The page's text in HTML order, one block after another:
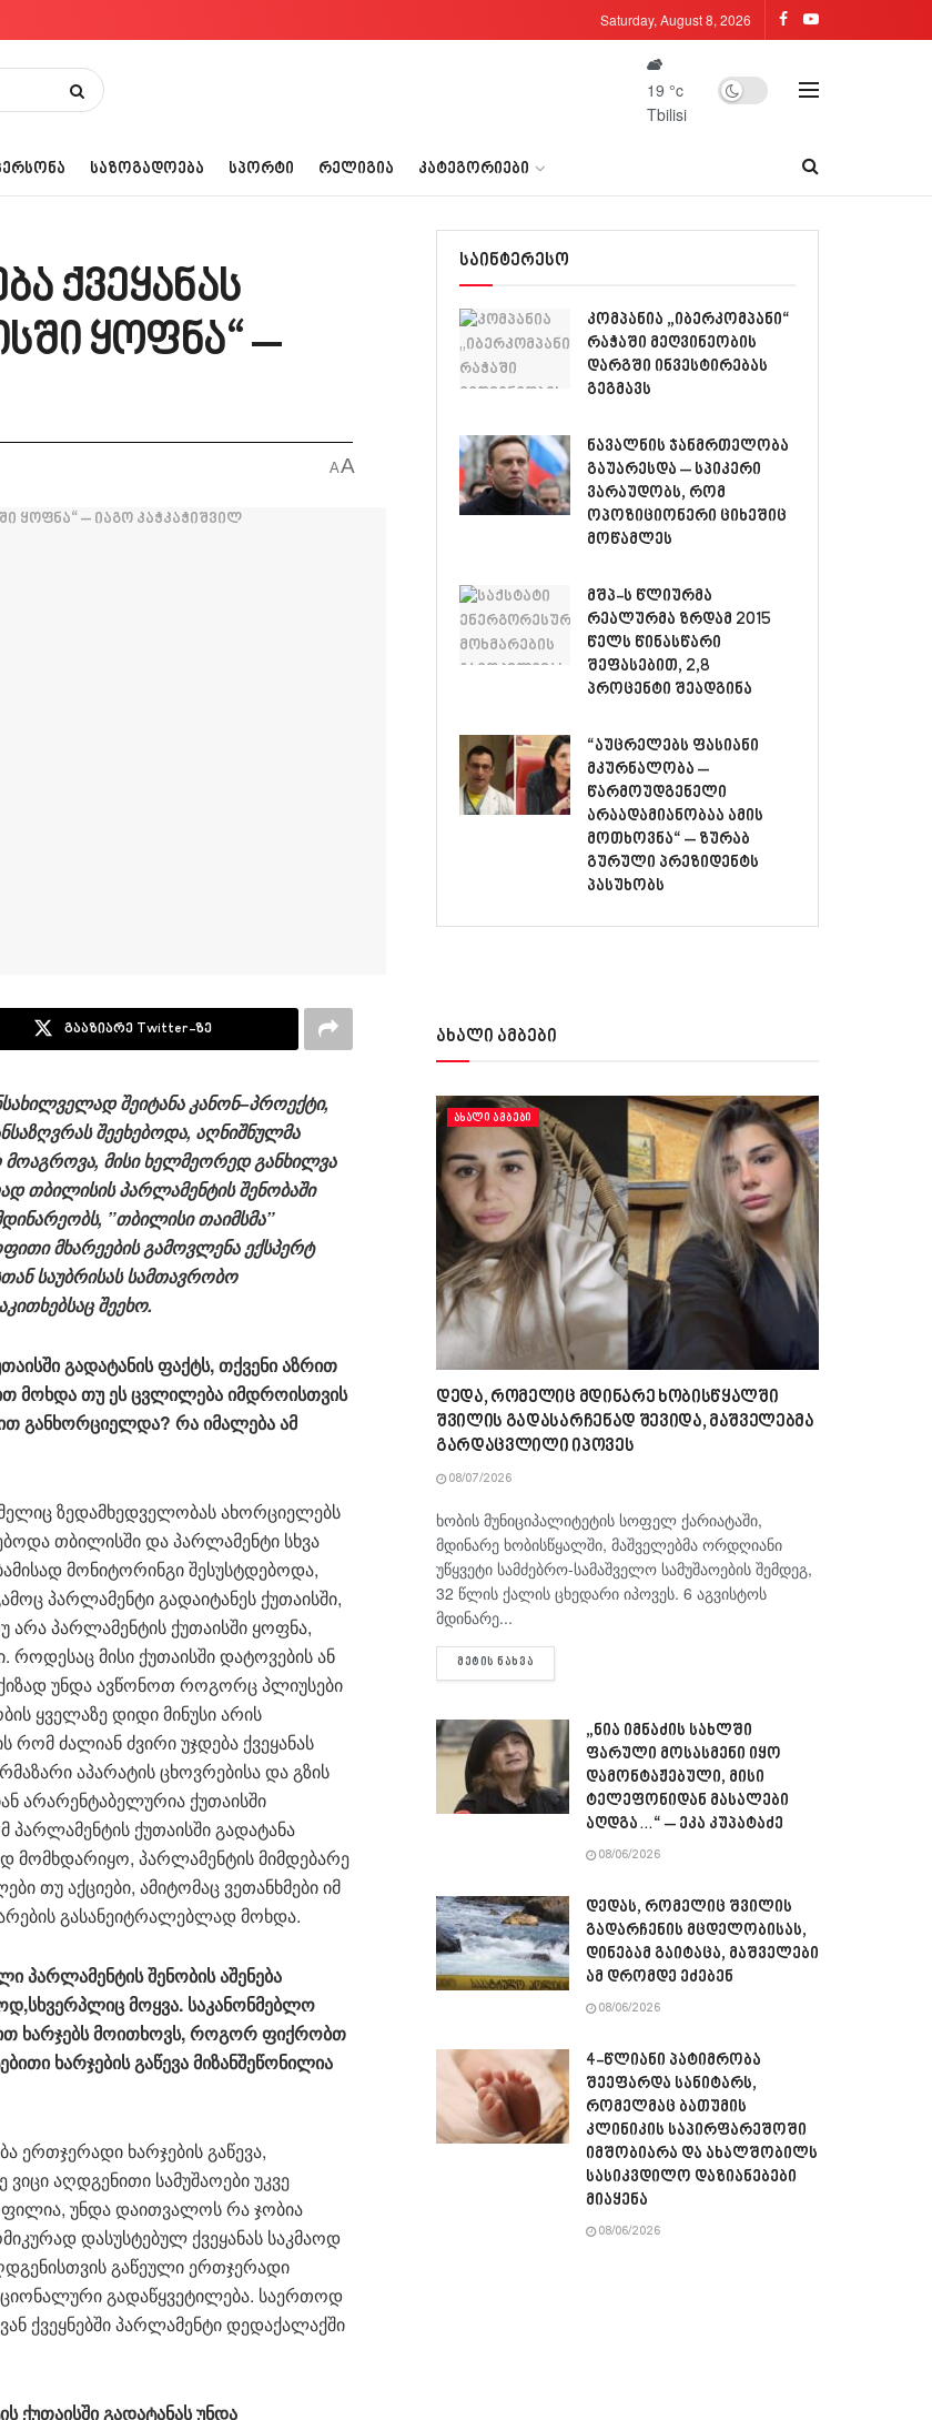
Saturday, August 8, 2026
19 °c
Tbilisi
ᲡᲐᲖᲝᲒᲐᲓᲝᲔᲑᲐ ᲡᲞᲝᲠᲢᲘ ᲠᲔᲚᲘᲒᲘᲐ ᲙᲐᲢᲔᲒᲝᲠᲘᲔᲑᲘ
ქვეყანას
ყოფნა“ –
AA
გააზიარე Twitter-ზე
შეიტანაკანონ–პროექტი,
შეეხებოდა, აღნიშნულმა
მოაგროვა, მისი ხელმეორედგანხილვა
თბილისის პარლამენტის შენობაში
, ”თბილისი თაიმსმა”
მხარეებისგამოვლენაექსპერტ
საუბრისას სამთავრობო
შეეხო.
გადატანისფაქტს,თქვენიაზრით
მოხდათუესცვლილებაიმდროისთვის
განხორციელდა? რაიმალებაამ
ზედამხედველობას ახორციელებს
თბილისში და პარლამენტი სხვა
მონიტორინგი შესუსტდებოდა,
პარლამენტი გადაიტანეს ქუთაისში,
არა პარლამენტის ქუთაისში ყოფნა,
როდესაც მისი ქუთაისში დატოვების ან
უნდა ავწონოთ როგორც პლიუსები
ყველაზე დიდი მინუსი არის
რომ ძალიან ძვირი უჯდება ქვეყანას
აპარატის ცხოვრებისა და გზის
არარენტაბელურია ქუთაისში
ქუთაისში გადატანა
მომხდარიყო, პარლამენტის მიმდებარე
თუ აქციები, ამიტომაც ვეთანხმები იმ
გასანეიტრალებლად მოხდა.
პარლამენტისშენობისაშენება
,სხვერპლიცმოყვა. საკანონმებლო
ხარჯებსმოითხოვს,როგორფიქრობთ
ხარჯებისგაწევამიზანშეწონილია
ერთჯერადი ხარჯების გაწევა,
აღდგენითი სამუშაოები უკვე
უნდა დაითვალოს რა ჯობია
დასუსტებულ ქვეყანას საკმაოდ
გაწეული ერთჯერადი
გადაწყვეტილება. საერთოდ
ქვეყნებში პარლამენტი დედაქალაქში
ქუთაისშიგადატანასუნდა
საინტერესო
კომპანია „იბერკომპანი“
რაჭაში მეღვინეობის
დარგში ინვესტირებას
გეგმავს
ნავალნის ჯანმრთელობა
გაუარესდა – სპიკერი
ვარაუდობს, რომ
ოპოზიციონერი ციხეშიც
მოწამლეს
მშპ-ს წლიურმა
რეალურმა ზრდამ 2015
წელს წინასწარი
შეფასებით, 2,8
პროცენტი შეადგინა
“აუცრელებს ფასიანი
მკურნალობა –
წარმოუდგენელი
არაადამიანობაა ამის
მოთხოვნა“ – ზურაბ
გურული პრეზიდენტს
პასუხობს
ახალი ამბები
ᲐᲮᲐᲚᲘ ᲐᲛᲑᲔᲑᲘ
დედა, რომელიც მდინარე ხობისწყალში
შვილის გადასარჩენად შევიდა, მაშველებმა
გარდაცვლილი იპოვეს
08/07/2026
ხობის მუნიციპალიტეტის სოფელ ქარიატაში,
მდინარე ხობისწყალში, მაშველებმა ორდღიანი
უწყვეტი სამძებრო-სამაშველო სამუშაოების შემდეგ,
32 წლის ქალის ცხედარი იპოვეს. 6 აგვისტოს
მდინარე...
ᲛᲔᲢᲘᲡ ᲜᲐᲮᲕᲐ
„ნია იმნაძის სახლში
ფარული მოსასმენი იყო
დამონტაჟებული, მისი
ტელეფონიდან მასალები
აღდგა…“ – ეკა კუპატაძე
08/06/2026
დედას, რომელიც შვილის
გადარჩენის მცდელობისას,
დინებამ გაიტაცა, მაშველები
ამ დრომდე ეძებენ
08/06/2026
4-წლიანი პატიმრობა
შეეფარდა სანიტარს,
რომელმაც ბათუმის
კლინიკის საპირფარეშოში
იმშობიარა და ახალშობილს
სასიკვდილო დაზიანებები
მიაყენა
08/06/2026